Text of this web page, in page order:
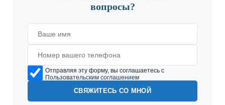
вопросы?
Отправляя эту форму, вы соглашаетесь с
Пользовательским соглашением